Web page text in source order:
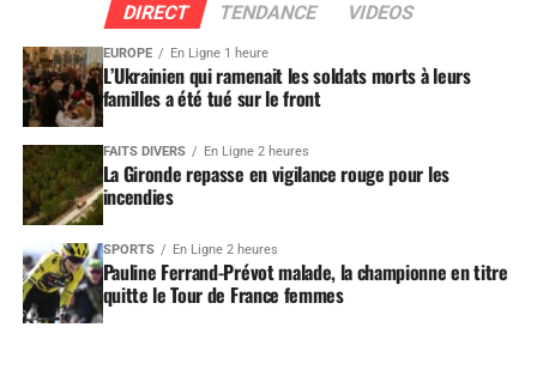
DIRECT TENDANCE VIDEOS
EUROPE En Ligne 1 heure
L’Ukrainien qui ramenait les soldats morts à leurs
familles a été tué sur le front
FAITS DIVERS En Ligne 2 heures
La Gironde repasse en vigilance rouge pour les
incendies
SPORTS En Ligne 2 heures
Pauline Ferrand-Prévot malade, la championne en titre
quitte le Tour de France femmes